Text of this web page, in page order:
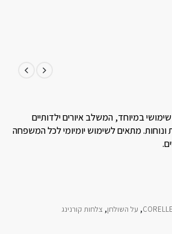
שימושי במיוחד, המשלב איורים ילדותיים
ונוחות. מתאים לשימוש יומיומי לכל המשפחה
, על השולחן, צלחות קורנינג